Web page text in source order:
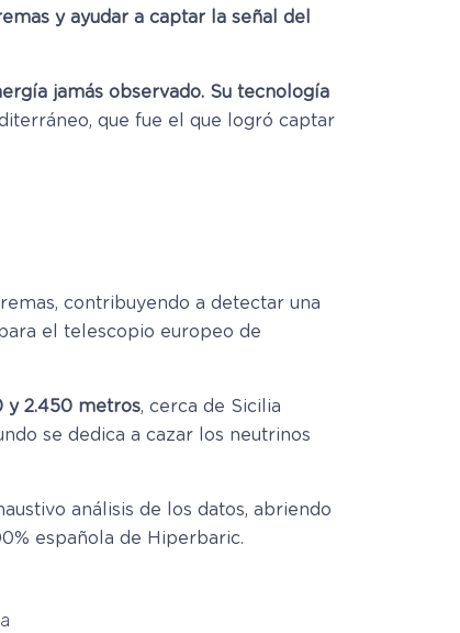
y ayudar a captar la señal del
jamás observado. Su tecnología
que fue el que logró captar
contribuyendo a detectar una
el telescopio europeo de
y 2.450 metros, cerca de Sicilia
se dedica a cazar los neutrinos
análisis de los datos, abriendo
española de Hiperbaric.